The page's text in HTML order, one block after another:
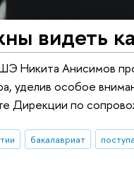
видеть
Никита Анисимов
уделив особое
Дирекции по
бакалавриат